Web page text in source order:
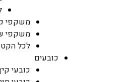
משקפי
משקפי
לכל
כובעים
כובעי